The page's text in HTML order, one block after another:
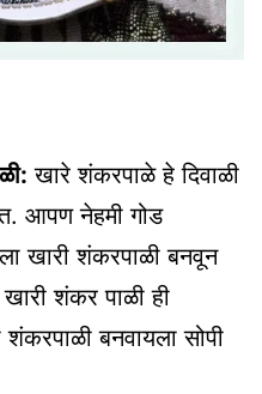
खारे शंकरपाळे हे दिवाळी
आपण नेहमी गोड
खारी शंकरपाळी बनवून
शंकर पाळी ही
बनवायला सोपी